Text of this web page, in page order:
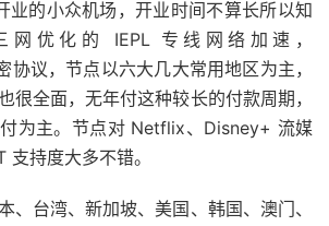
业的小众机场，开业时间不算长所以知
网优化的 IEPL 专线网络加速，
议，节点以六大几大常用地区为主，
很全面，无年付这种较长的付款周期，
为主。节点对 Netflix、Disney+ 流媒
持度大多不错。
、台湾、新加坡、美国、韩国、澳门、